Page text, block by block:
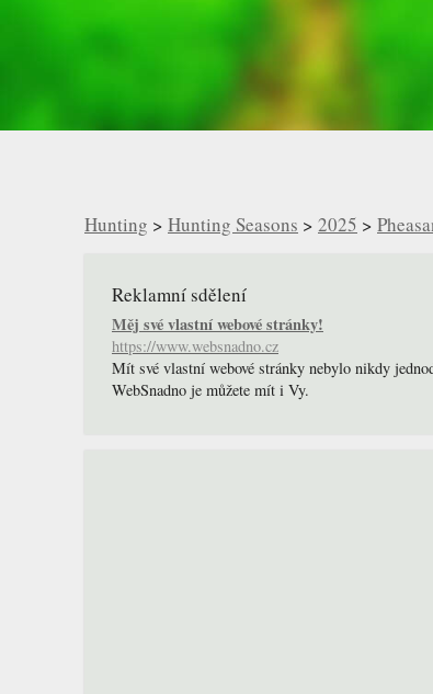
Hunting > Hunting Seasons > 2025 >
Reklamní sdělení
Měj své vlastní webové stránky!
https://www.websnadno.cz
Mít své vlastní webové stránky nebylo nikdy
WebSnadno je můžete mít i Vy.